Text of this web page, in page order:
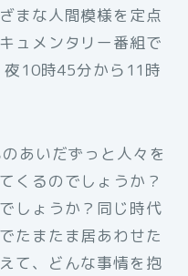
まな人間模様を定点
ュメンタリー番組で
10時45分から11時
あいだずっと人々を
くるのでしょうか？
しょうか？同じ時代
たまたま居あわせた
て、どんな事情を抱